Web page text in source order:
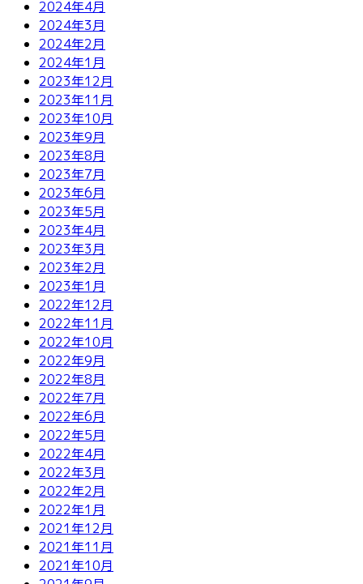
2024年4月
2024年3月
2024年2月
2024年1月
2023年12月
2023年11月
2023年10月
2023年9月
2023年8月
2023年7月
2023年6月
2023年5月
2023年4月
2023年3月
2023年2月
2023年1月
2022年12月
2022年11月
2022年10月
2022年9月
2022年8月
2022年7月
2022年6月
2022年5月
2022年4月
2022年3月
2022年2月
2022年1月
2021年12月
2021年11月
2021年10月